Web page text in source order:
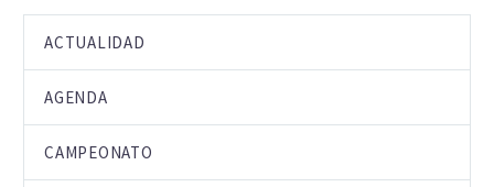
ACTUALIDAD
AGENDA
CAMPEONATO